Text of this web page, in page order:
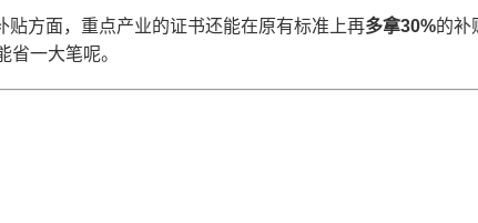
方面，重点产业的证书还能在原有标准上再多拿30%的补
一大笔呢。